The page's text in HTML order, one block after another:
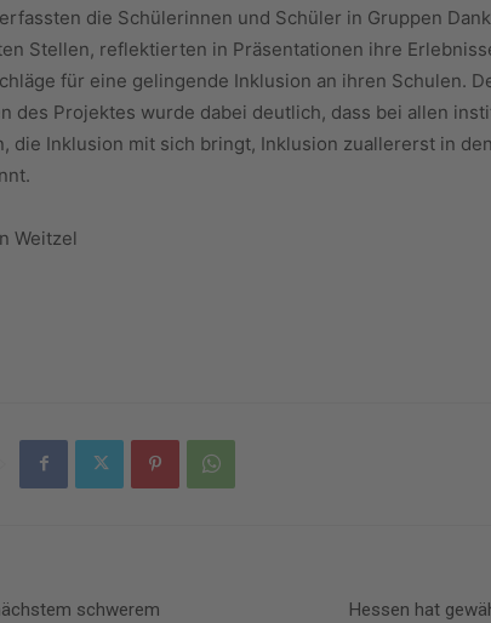
die Schülerinnen und Schüler in Gruppen
Stellen, reflektierten in Präsentationen ihre
für eine gelingende Inklusion an ihren Schulen.
des Projektes wurde dabei deutlich, dass bei allen
die Inklusion mit sich bringt, Inklusion zuallererst in
Weitzel
schwerem
Hessen hat